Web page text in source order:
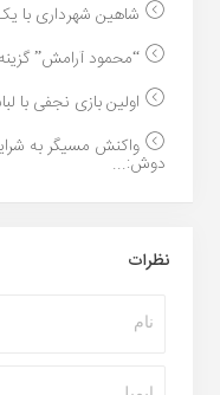
شاهین شهرداری با
“محمود آرامش”
اولین بازی نجفی با
واکنش مسیگر به
دوش:...
نظرات